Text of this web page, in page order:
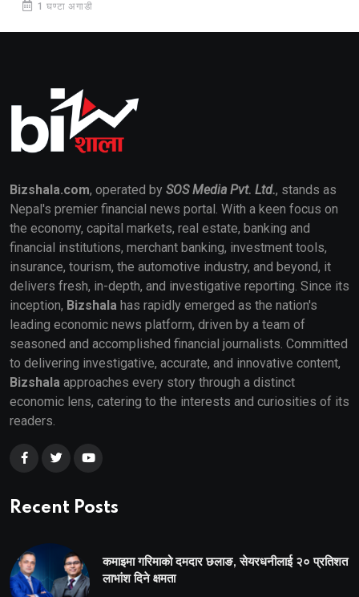
1 घण्टा अगाडी
Bizshala.com, operated by SOS Media Pvt. Ltd., stands as
Nepal's premier financial news portal. With a keen focus on
the economy, capital markets, real estate, banking and
financial institutions, merchant banking, investment tools,
insurance, tourism, the automotive industry, and beyond, it
delivers fresh, in-depth, and investigative reporting. Since its
inception, Bizshala has rapidly emerged as the nation's
leading economic news platform, driven by a team of
seasoned and accomplished financial journalists. Committed
to delivering investigative, accurate, and innovative content,
Bizshala approaches every story through a distinct
economic lens, catering to the interests and curiosities of its
readers.
Recent Posts
कमाइमा गरिमाको दमदार छलाङ, सेयरधनीलाई २० प्रतिशत
लाभांश दिने क्षमता